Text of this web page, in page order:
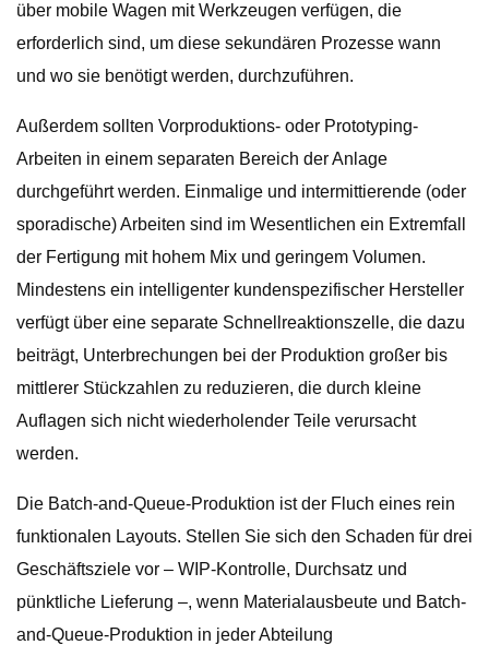
über mobile Wagen mit Werkzeugen verfügen, die
erforderlich sind, um diese sekundären Prozesse wann
und wo sie benötigt werden, durchzuführen.
Außerdem sollten Vorproduktions- oder Prototyping-
Arbeiten in einem separaten Bereich der Anlage
durchgeführt werden. Einmalige und intermittierende (oder
sporadische) Arbeiten sind im Wesentlichen ein Extremfall
der Fertigung mit hohem Mix und geringem Volumen.
Mindestens ein intelligenter kundenspezifischer Hersteller
verfügt über eine separate Schnellreaktionszelle, die dazu
beiträgt, Unterbrechungen bei der Produktion großer bis
mittlerer Stückzahlen zu reduzieren, die durch kleine
Auflagen sich nicht wiederholender Teile verursacht
werden.
Die Batch-and-Queue-Produktion ist der Fluch eines rein
funktionalen Layouts. Stellen Sie sich den Schaden für drei
Geschäftsziele vor – WIP-Kontrolle, Durchsatz und
pünktliche Lieferung –, wenn Materialausbeute und Batch-
and-Queue-Produktion in jeder Abteilung